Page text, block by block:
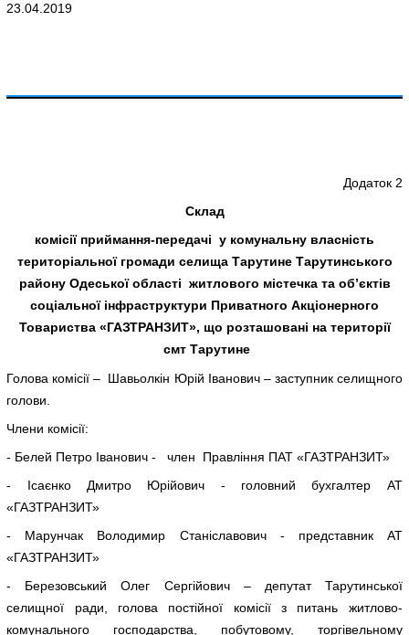
23.04.2019
Додаток 2
Склад
комісії приймання-передачі у комунальну власність
територіальної громади селища Тарутине Тарутинського
району Одеської області житлового містечка та об’єктів
соціальної інфраструктури Приватного Акціонерного
Товариства «ГАЗТРАНЗИТ», що розташовані на території
смт Тарутине
Голова комісії – Шавьолкін Юрій Іванович – заступник селищного
голови.
Члени комісії:
- Белей Петро Іванович - член Правління ПАТ «ГАЗТРАНЗИТ»
- Ісаєнко Дмитро Юрійович - головний бухгалтер АТ
«ГАЗТРАНЗИТ»
- Марунчак Володимир Станіславович - представник АТ
«ГАЗТРАНЗИТ»
- Березовський Олег Сергійович – депутат Тарутинської
селищної ради, голова постійної комісії з питань житлово-
комунального господарства, побутовому, торгівельному